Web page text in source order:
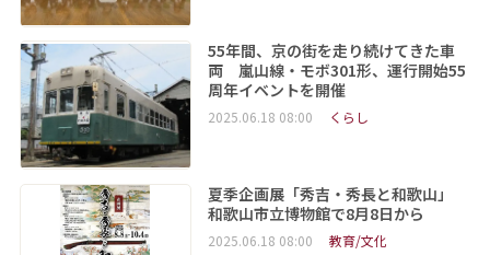
55年間、京の街を走り続けてきた車
両 嵐山線・モボ301形、運行開始55
周年イベントを開催
2025.06.18 08:00 くらし
夏季企画展「秀吉・秀長と和歌山」
和歌山市立博物館で8月8日から
2025.06.18 08:00 教育/文化